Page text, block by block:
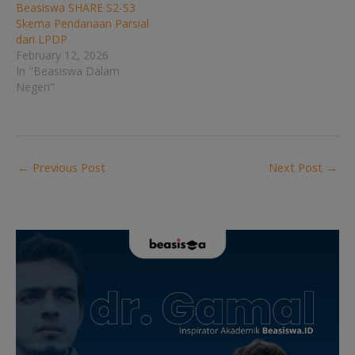
Beasiswa SHARE S2-S3
Skema Pendanaan Parsial
dari LPDP
February 12, 2026
In "Beasiswa Dalam
Negeri"
← Previous Post Next Post →